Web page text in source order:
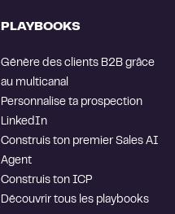
PLAYBOOKS
Génère des clients B2B grâce
au multicanal
Personnalise ta prospection
LinkedIn
Construis ton premier Sales AI
Agent
Construis ton ICP
Découvrir tous les playbooks